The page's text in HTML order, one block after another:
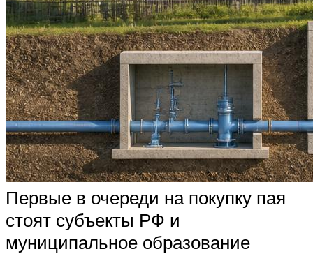
Первые в очереди на покупку пая
стоят субъекты РФ и
муниципальное образование